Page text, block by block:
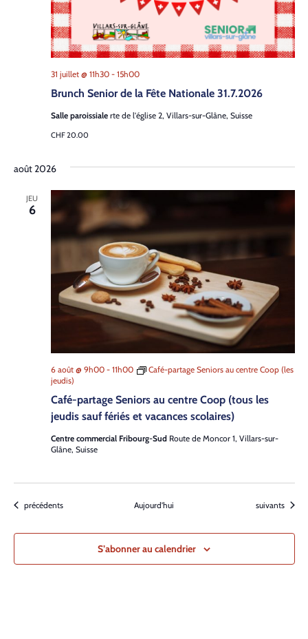
Brunch Senior de la Fête Nationale 31.7.2026
31 juillet @ 11h30- 15h00
Salle paroissiale rte de l'église 2, Villars-sur-Glâne, Suisse
CHF 20.00
août 2026
JEU
6
Café-partage Seniors au centre Coop (tous les
jeudis sauf fériés et vacances scolaires)
6 août @ 9h00- 11h00
Café-partage Seniors au centre Coop (les
jeudis)
Centre commercial Fribourg-Sud Route de Moncor 1, Villars-sur-
Glâne, Suisse
Évènements
précédents Aujourd’hui Évènements
suivants
S’abonner au calendrier